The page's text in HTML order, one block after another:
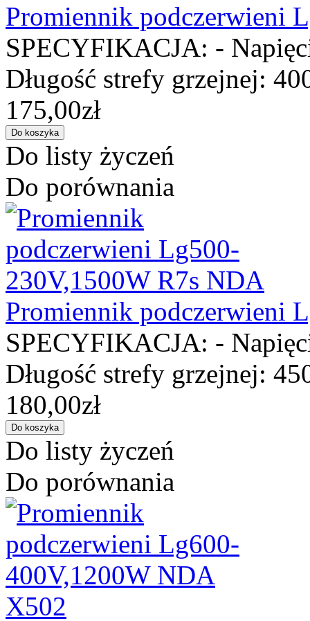
Promiennik podczerwieni
SPECYFIKACJA: -
Długość strefy grzejnej:
175,00zł
Do listy życzeń
Do porównania
Promiennik podczerwieni
SPECYFIKACJA: -
Długość strefy grzejnej:
180,00zł
Do listy życzeń
Do porównania